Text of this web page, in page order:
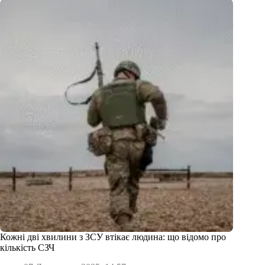
Кожні дві хвилини з ЗСУ втікає людина: що відомо про
кількість СЗЧ